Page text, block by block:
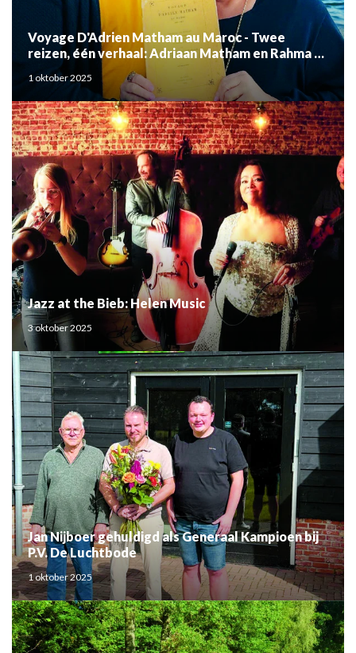
Voyage D'Adrien Matham au Maroc - Twee
reizen, één verhaal: Adriaan Matham en Rahma el
Mouden
1 oktober 2025
Jazz at the Bieb: Helen Music
3 oktober 2025
Jan Nijboer gehuldigd als Generaal Kampioen bij
P.V. De Luchtbode
1 oktober 2025